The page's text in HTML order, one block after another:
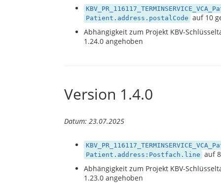
Patient.address.postalCode auf 10
Abhängigkeit zum Projekt KBV-
1.24.0 angehoben
Version 1.4.0
Datum: 23.07.2025
Patient.address:Postfach.line auf
Abhängigkeit zum Projekt KBV-
1.23.0 angehoben